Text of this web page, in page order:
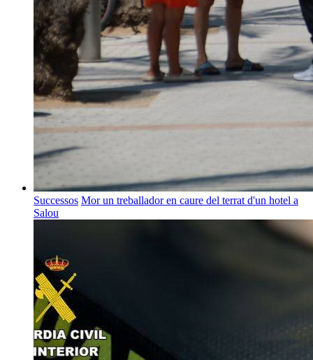
Successos Mor un treballador en caure del terrat d'un hotel a
Salou